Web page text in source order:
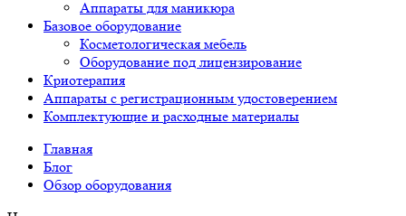
Аппараты для маникюра
Базовое оборудование
Косметологическая мебель
Оборудование под лицензирование
Криотерапия
Аппараты c регистрационным удостоверением
Комплектующие и расходные материалы
Главная
Блог
Обзор оборудования